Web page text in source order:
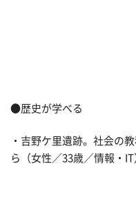
●歴史が学べる
・吉野ケ里遺跡。社会の
ら（女性／33歳／情報・IT